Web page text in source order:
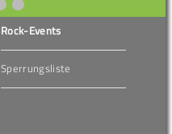
Rock-Events
Sperrungsliste